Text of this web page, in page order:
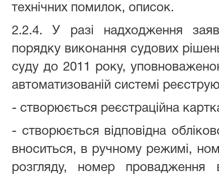
технічних помилок, описок.
2.2.4. У разі надходження
порядку виконання судових
суду до 2011 року,
автоматизованій системі
- створюється реєстраційна
- створюється відповідна
вноситься, в ручному режимі,
розгляду, номер провадження